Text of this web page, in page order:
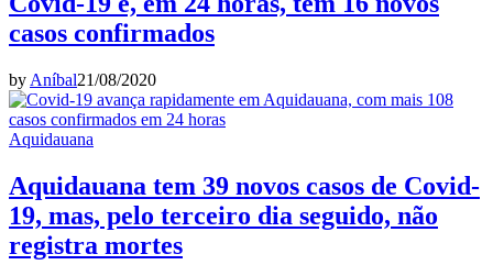
casos confirmados
by Aníbal21/08/2020
Aquidauana
Aquidauana tem 39 novos casos de Covid-
19, mas, pelo terceiro dia seguido, não
registra mortes